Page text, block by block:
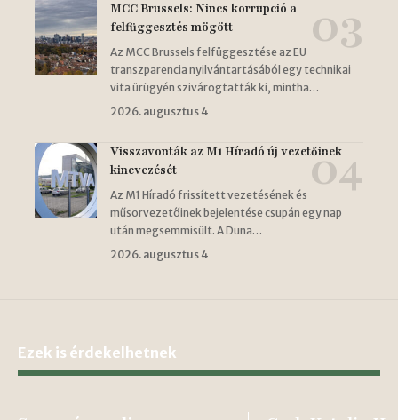
MCC Brussels: Nincs korrupció a
felfüggesztés mögött
Az MCC Brussels felfüggesztése az EU
transzparencia nyilvántartásából egy technikai
vita ürügyén szivárogtatták ki, mintha…
2026. augusztus 4
Visszavonták az M1 Híradó új vezetőinek
kinevezését
Az M1 Híradó frissített vezetésének és
műsorvezetőinek bejelentése csupán egy nap
után megsemmisült. A Duna…
2026. augusztus 4
Ezek is érdekelhetnek